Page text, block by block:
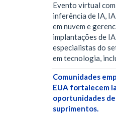
Evento virtual
inferência de IA,
em nuvem e
implantações de
especialistas do
em tecnologia,
Comunidades
EUA fortalecem
oportunidades
suprimentos.